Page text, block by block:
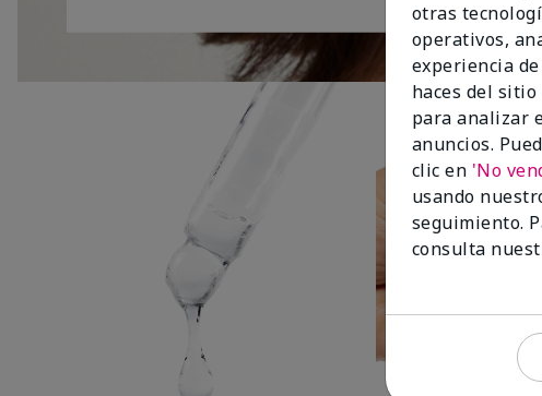
otras
operativos,
experiencia
haces del
para analizar
anuncios.
clic en 'No
usando
seguimiento.
consulta